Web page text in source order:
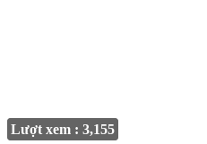
Lượt xem : 3,155